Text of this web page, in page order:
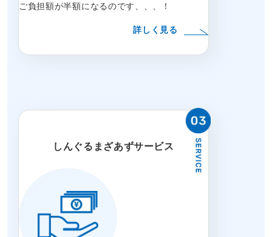
ご負担額が半額になるのです、、、！
詳しく見る
しんぐるまざあずサービス